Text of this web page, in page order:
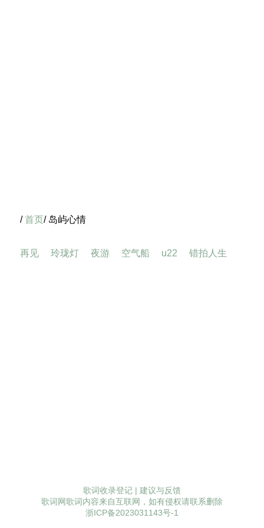
/首页/ 岛屿心情
再见 玲珑灯 夜游 空气船 u22 错拍人生
歌词收录登记 | 建议与反馈
歌词网歌词内容来自互联网，如有侵权请联系删除
浙ICP备2023031143号-1